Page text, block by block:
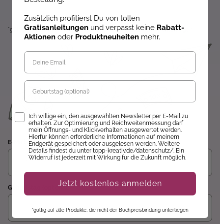
*gültig auf alle Produkte, die nicht der Buchpreisbindung unterliegen.
E-Mail
Geburtstag (optional)
Zusätzlich profitierst Du von tollen
Gratisanleitungen und verpasst keine Rabatt-
Aktionen oder Produktneuheiten mehr.
Geburtstag
Opt-InIch willige ein, den ausgewählten Newsletter per E-Mail zu
erhalten. Zur Optimierung und Reichweitenmessung darf
mein Öffnungs- und Klickverhalten ausgewertet werden.
Hierfür können erforderliche Informationen auf meinem
Endgerät gespeichert oder ausgelesen werden. Weitere
Details findest du unter topp-kreativ.de/datenschutz/. Ein
Widerruf ist jederzeit mit Wirkung für die Zukunft möglich.
Jetzt kostenlos anmelden
*gültig auf alle Produkte, die nicht der Buchpreisbindung unterliegen